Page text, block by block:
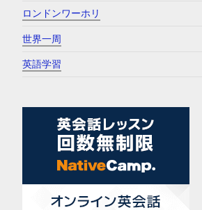
ロンドンワーホリ
世界一周
英語学習